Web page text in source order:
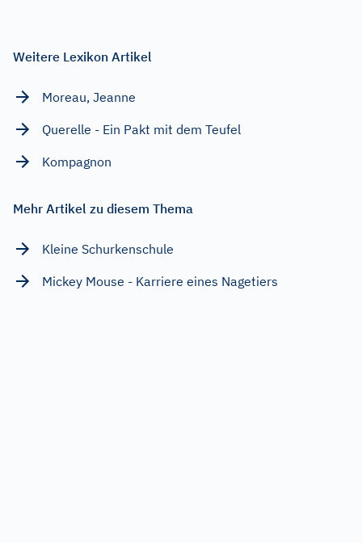
Weitere Lexikon Artikel
Moreau, Jeanne
Querelle - Ein Pakt mit dem Teufel
Kompagnon
Mehr Artikel zu diesem Thema
Kleine Schurkenschule
Mickey Mouse - Karriere eines Nagetiers